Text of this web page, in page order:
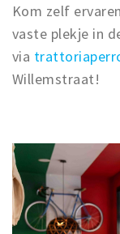
Kom zelf
vaste plekje in
via
Willemstraat!